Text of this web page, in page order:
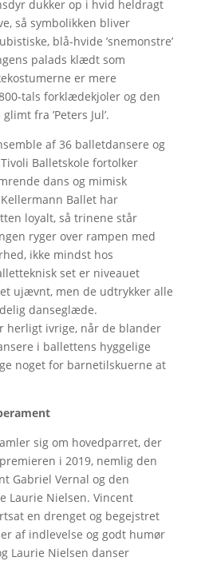
dukker op i hvid heldragt
så symbolikken bliver
blå-hvide ’snemonstre’
palads klædt som
er mere
tals forklædekjoler og den
fra ’Peters Jul’.
af 36 balletdansere og
Balletskole fortolker
dans og mimisk
Ballet har
loyalt, så trinene står
ryger over rampen med
ikke mindst hos
set er niveauet
ujævnt, men de udtrykker alle
danseglæde.
herligt ivrige, når de blander
i ballettens hyggelige
noget for barnetilskuerne at
sig om hovedparret, der
i 2019, nemlig den
Gabriel Vernal og den
Laurie Nielsen. Vincent
en drenget og begejstret
af indlevelse og godt humør
Laurie Nielsen danser